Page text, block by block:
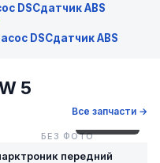
DSCдатчик ABS
DSCдатчик ABS
5
Все запчасти →
БЕЗ ФОТО
передний